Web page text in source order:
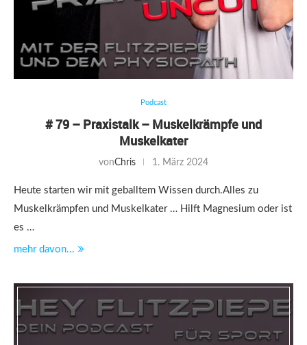
Podcast
# 79 – Praxistalk – Muskelkrämpfe und
Muskelkater
vonChris 1. März 2024
Heute starten wir mit geballtem Wissen durch.Alles zu
Muskelkrämpfen und Muskelkater … Hilft Magnesium oder ist
es …
mehr davon...